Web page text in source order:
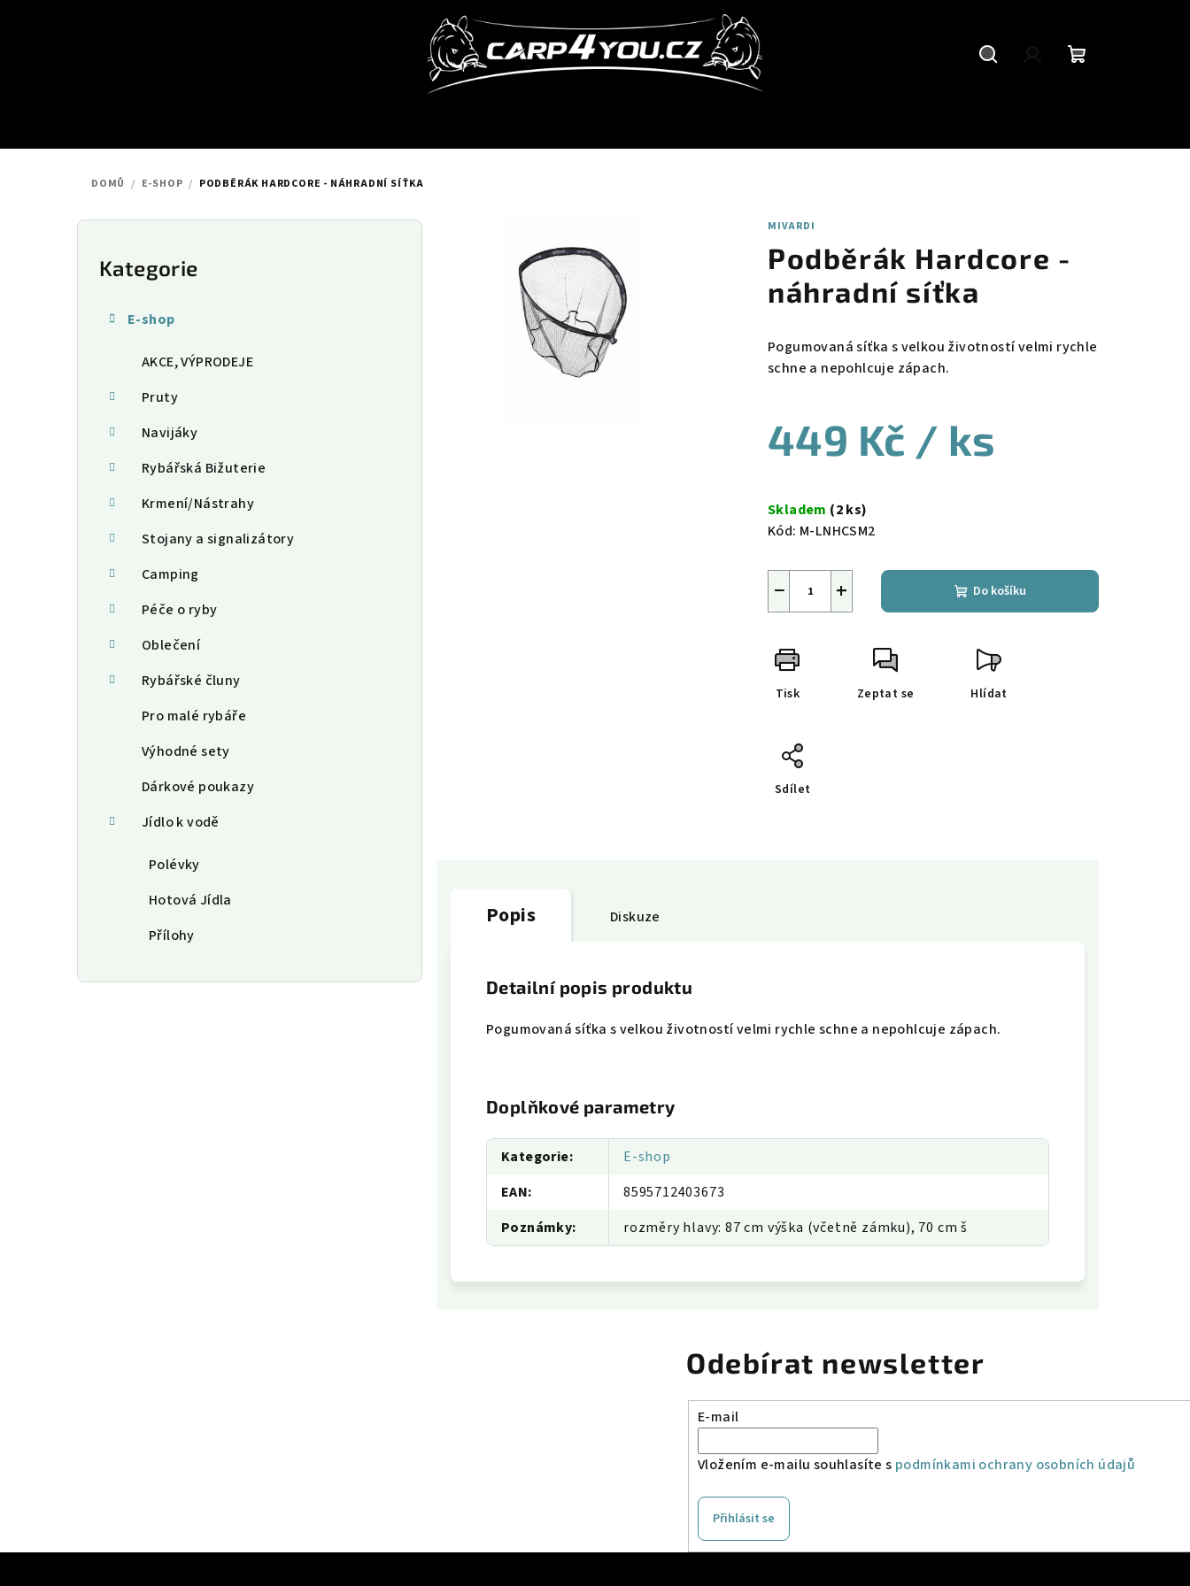
DOMŮ / E-SHOP / PODBĚRÁK HARDCORE - NÁHRADNÍ SÍŤKA
P
Přeskočit
kategorie
Kategorie
E-shop
AKCE, VÝPRODEJE
Pruty
Navijáky
Rybářská Bižuterie
Krmení/Nástrahy
Stojany a signalizátory
Camping
Péče o ryby
Oblečení
Rybářské čluny
Pro malé rybáře
Výhodné sety
Dárkové poukazy
Jídlo k vodě
Polévky
Hotová Jídla
Přílohy
MIVARDI
Podběrák Hardcore -
náhradní síťka
Pogumovaná síťka s velkou životností velmi rychle
schne a nepohlcuje zápach.
449 Kč / ks
cena:
Skladem (2 ks)
Kód: M-LNHCSM2
+
− Do košíku
Tisk Zeptat se Hlídat
Sdílet
Popis Diskuze
Detailní popis produktu
Pogumovaná síťka s velkou životností velmi rychle schne a nepohlcuje zápach.
Doplňkové parametry
Kategorie:
E-shop
EAN:
8595712403673
Poznámky: rozměry hlavy: 87 cm výška (včetně zámku), 70 cm š
Odebírat newsletter
E-mail
Vložením e-mailu souhlasíte s podmínkami ochrany osobních údajů
Přihlásit se